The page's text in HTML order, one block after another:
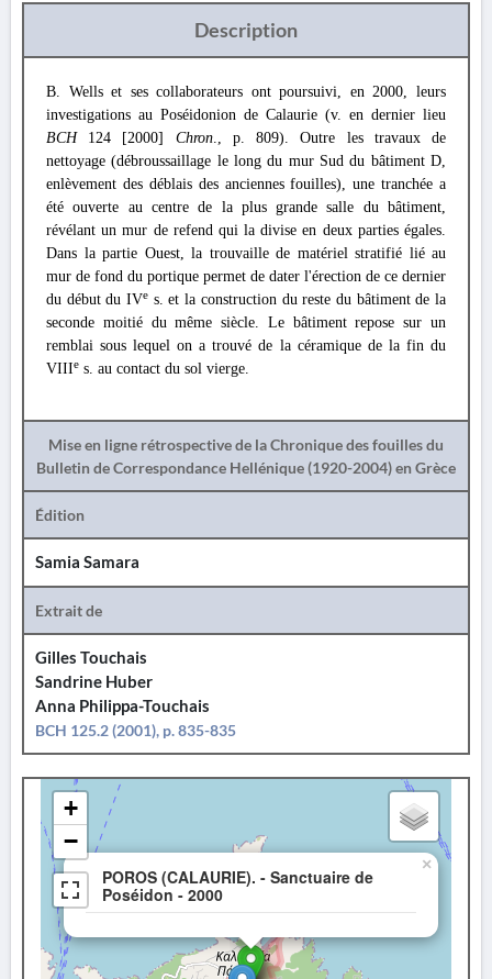
Description
B. Wells et ses collaborateurs ont poursuivi, en 2000, leurs
investigations au Poséidonion de Calaurie (v. en dernier lieu
BCH124 [2000] Chron., p. 809). Outre les travaux de
nettoyage (débroussaillage le long du mur Sud du bâtiment D,
enlèvement des déblais des anciennes fouilles), une tranchée a
été ouverte au centre de la plus grande salle du bâtiment,
révélant un mur de refend qui la divise en deux parties égales.
Dans la partie Ouest, la trouvaille de matériel stratifié lié au
mur de fond du portique permet de dater l'érection de ce dernier
du début du IVe s. et la construction du reste du bâtiment de la
seconde moitié du même siècle. Le bâtiment repose sur un
remblai sous lequel on a trouvé de la céramique de la fin du
VIIIe s. au contact du sol vierge.
Mise en ligne rétrospective de la Chronique des fouilles du
Bulletin de Correspondance Hellénique (1920-2004) en Grèce
Édition
Samia Samara
Extrait de
Gilles Touchais
Sandrine Huber
Anna Philippa-Touchais
BCH 125.2 (2001), p. 835-835
POROS (CALAURIE). - Sanctuaire de
Poséidon - 2000
×
+
−